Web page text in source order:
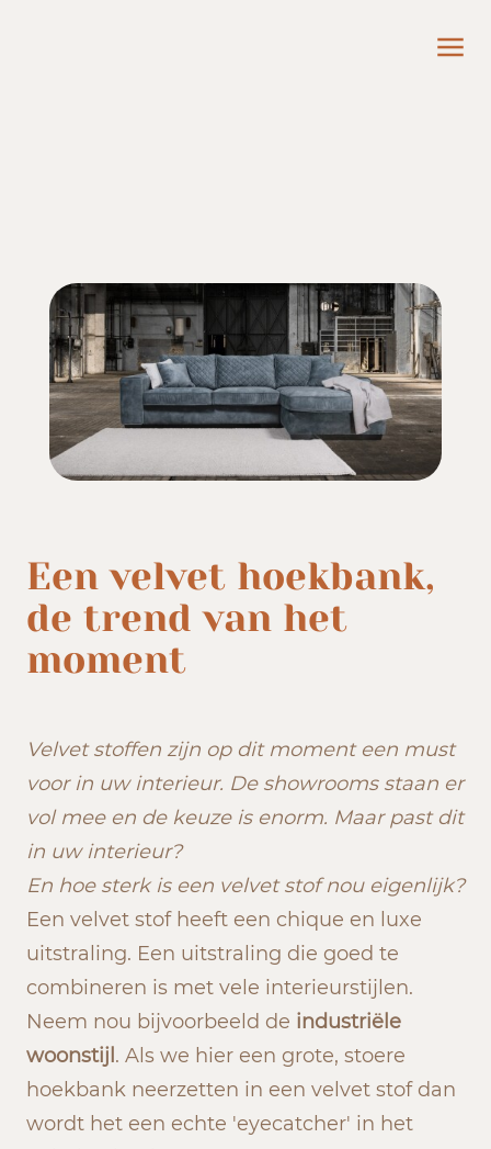
Een velvet hoekbank,
de trend van het
moment
Velvet stoffen zijn op dit moment een must
voor in uw interieur. De showrooms staan er
vol mee en de keuze is enorm. Maar past dit
in uw interieur?
En hoe sterk is een velvet stof nou eigenlijk?
Een velvet stof heeft een chique en luxe
uitstraling. Een uitstraling die goed te
combineren is met vele interieurstijlen.
Neem nou bijvoorbeeld de industriële
woonstijl. Als we hier een grote, stoere
hoekbank neerzetten in een velvet stof dan
wordt het een echte 'eyecatcher' in het